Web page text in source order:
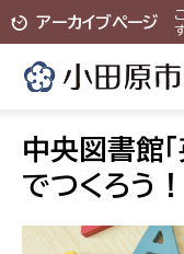
アーカイブページ
中央図書館
でつくろう！